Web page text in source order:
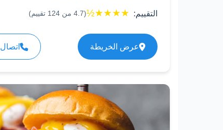
التقييم: ★
★
★
★
½
(
4.7 من 124 تقييم)
عرض الخريطة اتصال